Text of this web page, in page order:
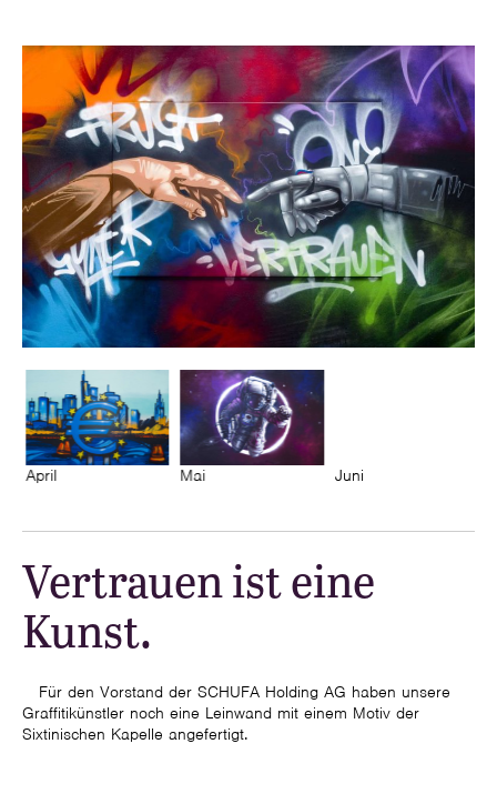
April Mai Juni
Vertrauen ist eine
Kunst.
Für den Vorstand der SCHUFA Holding AG haben unsere
Graffitikünstler noch eine Leinwand mit einem Motiv der
Sixtinischen Kapelle angefertigt.